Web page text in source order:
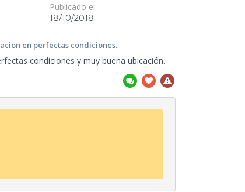
Publicado el:
18/10/2018
en perfectas condiciones.
condiciones y muy buena ubicación.